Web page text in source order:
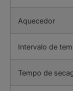
Aquecedor
Intervalo de
Tempo de